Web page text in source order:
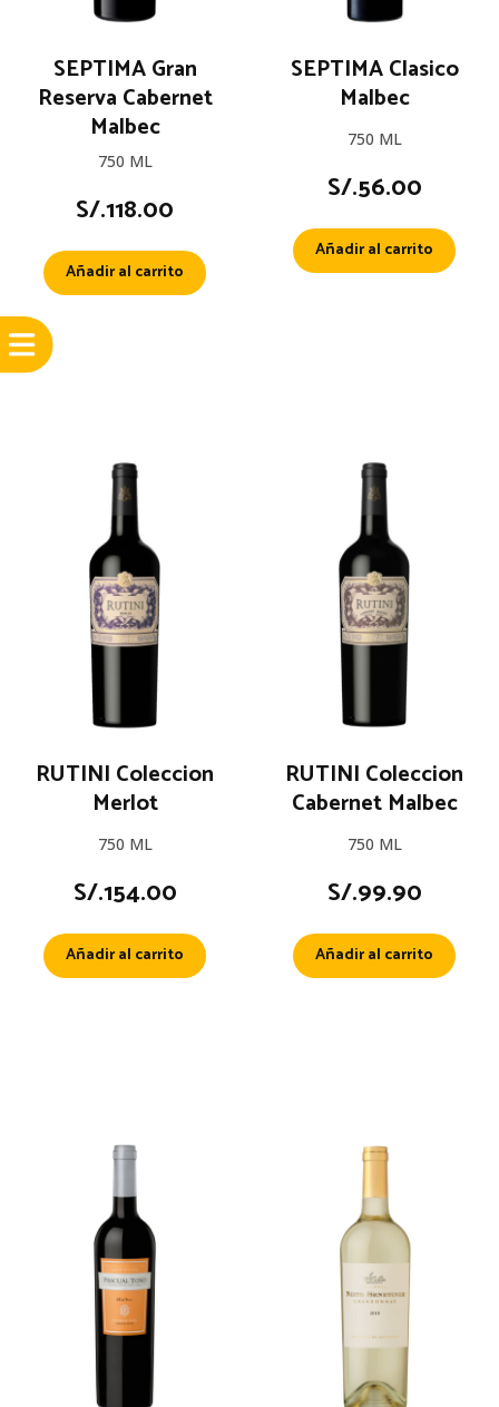
SEPTIMA Gran
Reserva Cabernet
Malbec
750 ML
S/.118.00
Añadir al carrito
SEPTIMA Clasico
Malbec
750 ML
S/.56.00
Añadir al carrito
RUTINI Coleccion
Merlot
750 ML
S/.154.00
Añadir al carrito
RUTINI Coleccion
Cabernet Malbec
750 ML
S/.99.90
Añadir al carrito